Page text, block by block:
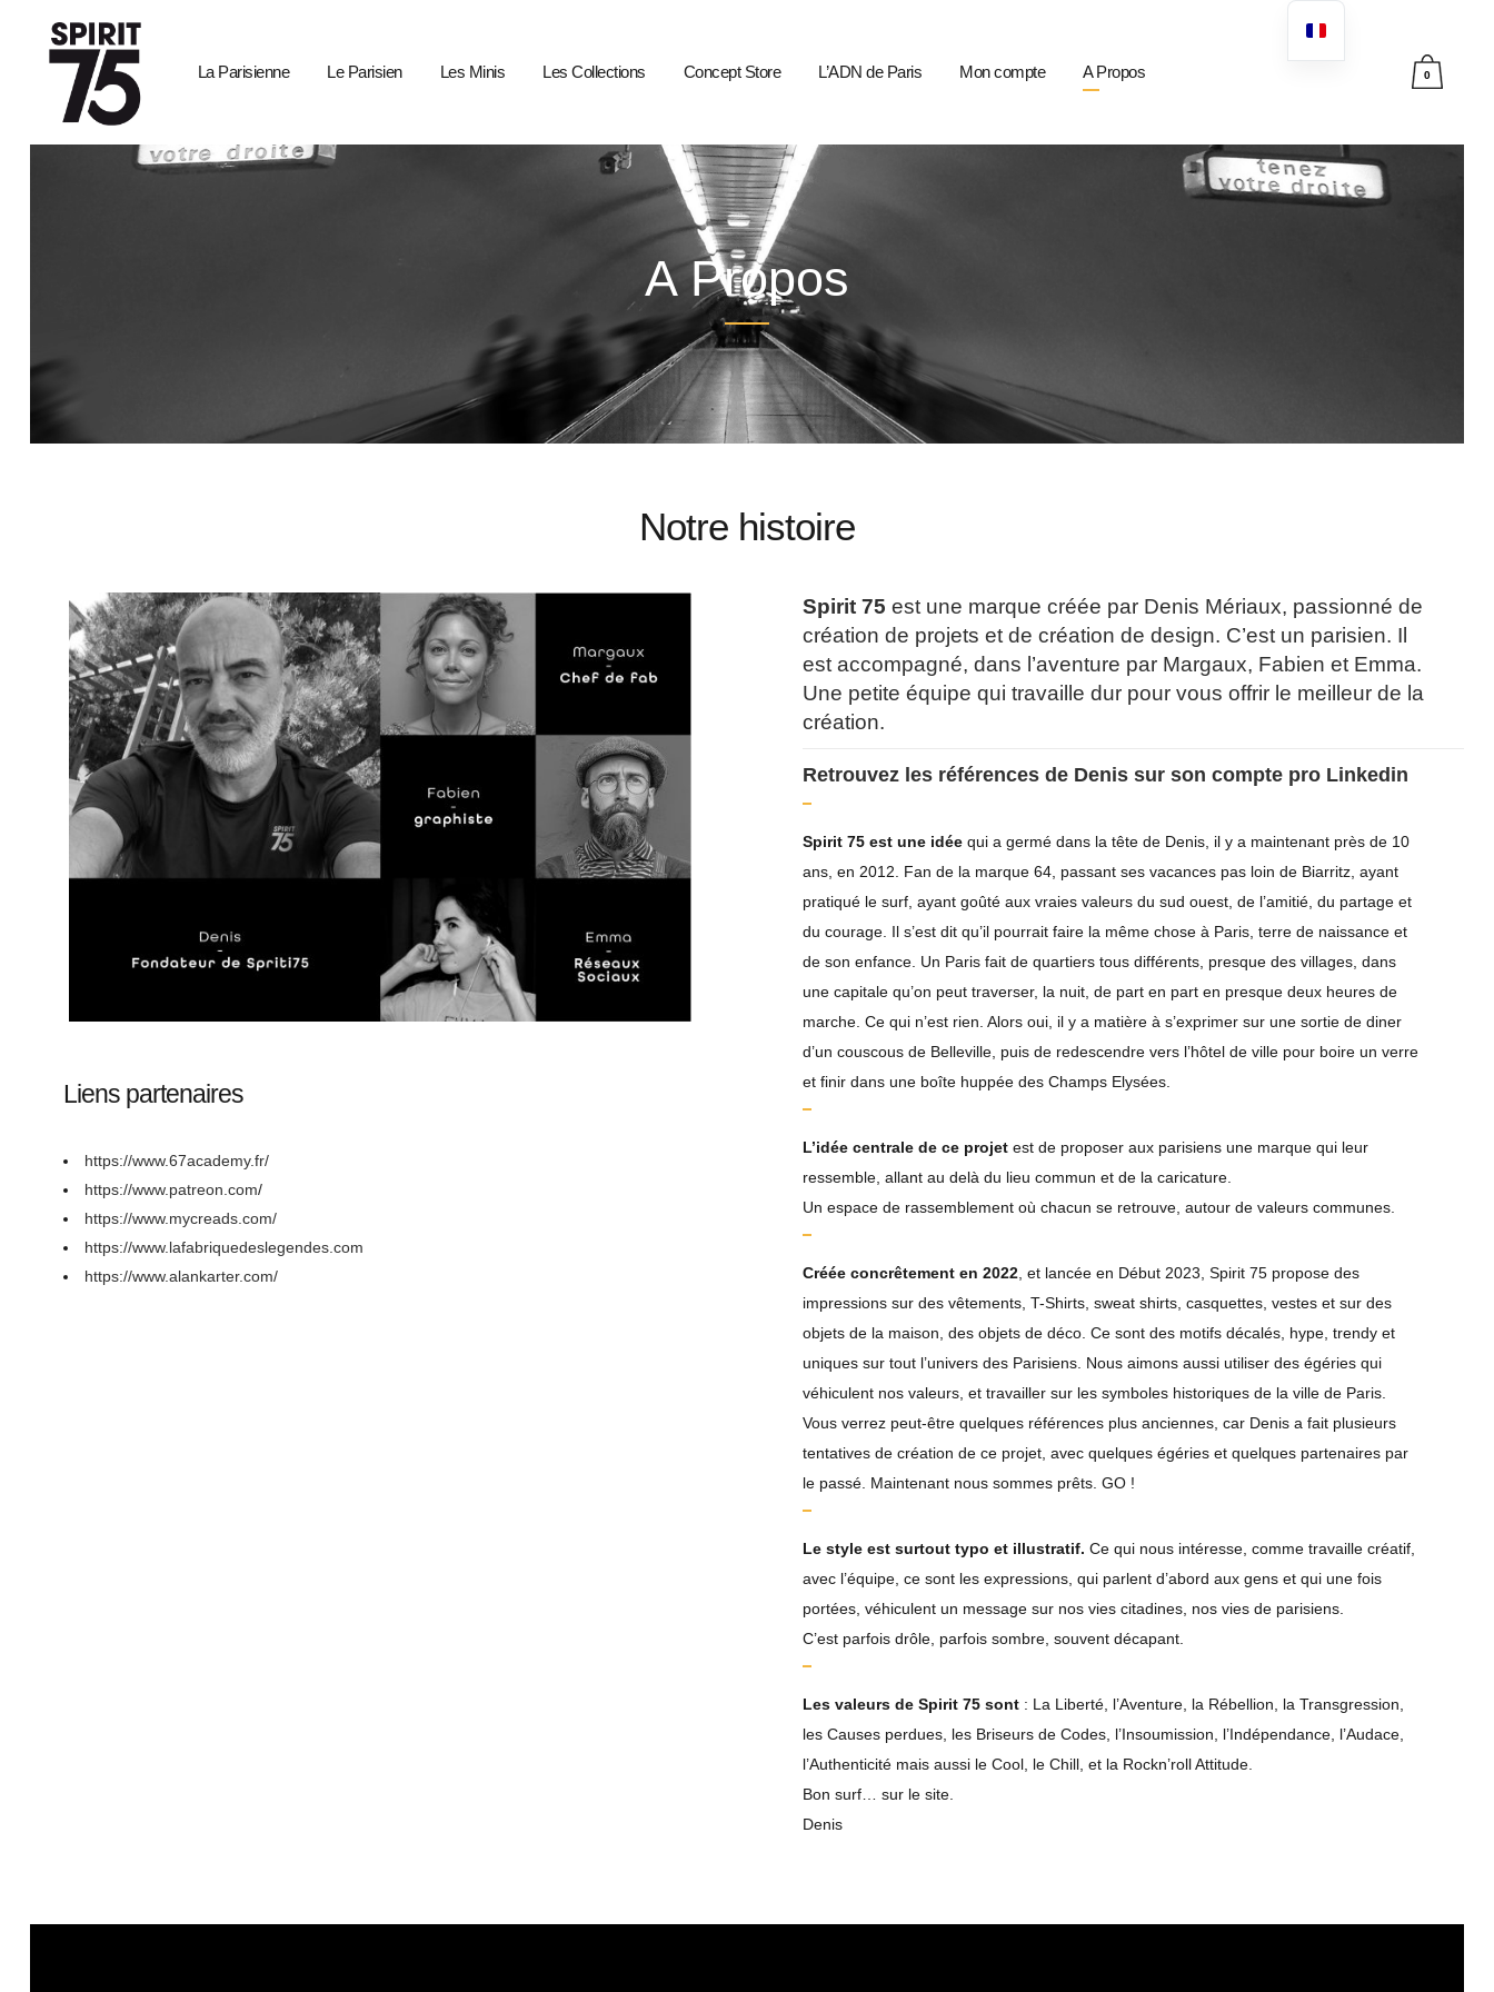
0
La Parisienne Le Parisien Les Minis Les Collections Concept Store L’ADN de Paris Mon compte A Propos
A Propos
Notre histoire
Liens partenaires
https://www.67academy.fr/
https://www.patreon.com/
https://www.mycreads.com/
https://www.lafabriquedeslegendes.com
https://www.alankarter.com/
Spirit 75 est une marque créée par Denis Mériaux, passionné de
création de projets et de création de design. C’est un parisien. Il
est accompagné, dans l’aventure par Margaux, Fabien et Emma.
Une petite équipe qui travaille dur pour vous offrir le meilleur de la
création.
Retrouvez les références de Denis sur son compte pro Linkedin
Spirit 75 est une idée qui a germé dans la tête de Denis, il y a maintenant près de 10
ans, en 2012. Fan de la marque 64, passant ses vacances pas loin de Biarritz, ayant
pratiqué le surf, ayant goûté aux vraies valeurs du sud ouest, de l’amitié, du partage et
du courage. Il s’est dit qu’il pourrait faire la même chose à Paris, terre de naissance et
de son enfance. Un Paris fait de quartiers tous différents, presque des villages, dans
une capitale qu’on peut traverser, la nuit, de part en part en presque deux heures de
marche. Ce qui n’est rien. Alors oui, il y a matière à s’exprimer sur une sortie de diner
d’un couscous de Belleville, puis de redescendre vers l’hôtel de ville pour boire un verre
et finir dans une boîte huppée des Champs Elysées.
L’idée centrale de ce projet est de proposer aux parisiens une marque qui leur
ressemble, allant au delà du lieu commun et de la caricature.
Un espace de rassemblement où chacun se retrouve, autour de valeurs communes.
Créée concrêtement en 2022, et lancée en Début 2023, Spirit 75 propose des
impressions sur des vêtements, T-Shirts, sweat shirts, casquettes, vestes et sur des
objets de la maison, des objets de déco. Ce sont des motifs décalés, hype, trendy et
uniques sur tout l’univers des Parisiens. Nous aimons aussi utiliser des égéries qui
véhiculent nos valeurs, et travailler sur les symboles historiques de la ville de Paris.
Vous verrez peut-être quelques références plus anciennes, car Denis a fait plusieurs
tentatives de création de ce projet, avec quelques égéries et quelques partenaires par
le passé. Maintenant nous sommes prêts. GO !
Le style est surtout typo et illustratif. Ce qui nous intéresse, comme travaille créatif,
avec l’équipe, ce sont les expressions, qui parlent d’abord aux gens et qui une fois
portées, véhiculent un message sur nos vies citadines, nos vies de parisiens.
C’est parfois drôle, parfois sombre, souvent décapant.
Les valeurs de Spirit 75 sont : La Liberté, l’Aventure, la Rébellion, la Transgression,
les Causes perdues, les Briseurs de Codes, l’Insoumission, l’Indépendance, l’Audace,
l’Authenticité mais aussi le Cool, le Chill, et la Rockn’roll Attitude.
Bon surf… sur le site.
Denis